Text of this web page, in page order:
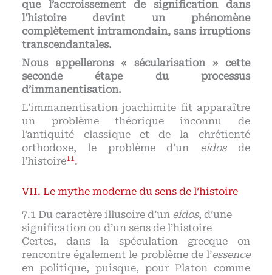
que l’accroissement de signification dans
l’histoire devint un phénomène
complètement intramondain, sans irruptions
transcendantales.
Nous appellerons « sécularisation » cette
seconde étape du processus
d’immanentisation.
L’immanentisation joachimite fit apparaître
un problème théorique inconnu de
l’antiquité classique et de la chrétienté
orthodoxe, le problème d’un eidosde
l’histoire11 .
Le mythe moderne du sens de l’histoire
Du caractère illusoire d’un eidos, d’une
signification ou d’un sens de l’histoire
Certes, dans la spéculation grecque on
rencontre également le problème de l’essence
en politique, puisque, pour Platon comme